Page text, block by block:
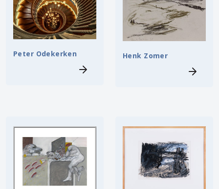
Peter Odekerken Henk Zomer